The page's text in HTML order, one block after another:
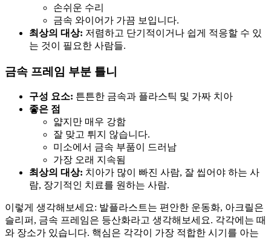
손쉬운 수리
금속 와이어가 가끔 보입니다.
최상의 대상: 저렴하고 단기적이거나 쉽게 적응할 수 있
는 것이 필요한 사람들.
금속 프레임 부분 틀니
구성 요소: 튼튼한 금속과 플라스틱 및 가짜 치아
좋은 점
얇지만 매우 강함
잘 맞고 튀지 않습니다.
미소에서 금속 부품이 드러남
가장 오래 지속됨
최상의 대상: 치아가 많이 빠진 사람, 잘 씹어야 하는 사
람, 장기적인 치료를 원하는 사람.
이렇게 생각해보세요: 발플라스트는 편안한 운동화, 아크릴은
슬리퍼, 금속 프레임은 등산화라고 생각해보세요. 각각에는 때
와 장소가 있습니다. 핵심은 각각이 가장 적합한 시기를 아는